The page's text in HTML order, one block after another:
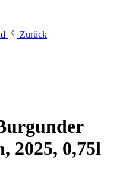
Zurück
2025, 0,75l